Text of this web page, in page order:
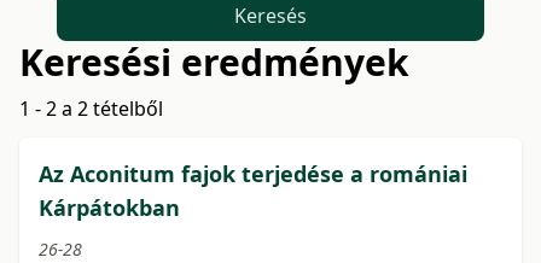
Keresés
Keresési eredmények
1 - 2 a 2 tételből
Az Aconitum fajok terjedése a romániai
Kárpátokban
26-28